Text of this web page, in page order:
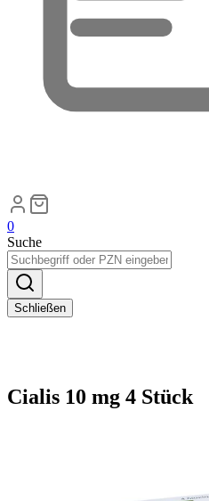
0
Suche
Schließen
Cialis 10 mg 4 Stück